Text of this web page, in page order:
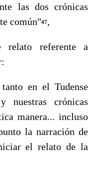
las dos crónicas
común"47,
relato referente a
en el Tudense
nuestras crónicas
manera... incluso
la narración de
el relato de la